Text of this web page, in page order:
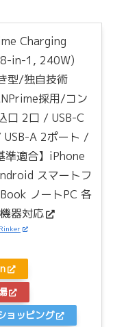
Charging
in-1, 240W)
型/独自技術
採用/コン
口 2口 / USB-C
USB-A 2ポート /
準適合】iPhone
スマートフ
ノートPC 各
器対応
Rinker
ョッピング